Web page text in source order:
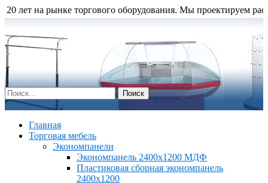
на рынке торгового оборудования. Мы проектируем
Главная
Торговая мебель
Экономпанели
Экономпанель 2400х1200 МДФ
Пластиковая сборная экономпанель
2400х1200